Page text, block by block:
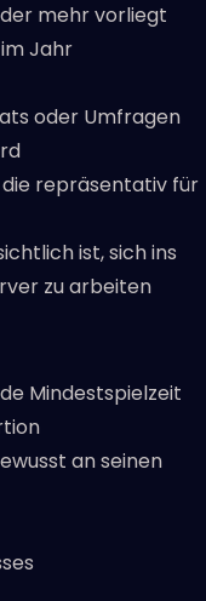
mehr vorliegt
Jahr
oder Umfragen
repräsentativ für
ist, sich ins
zu arbeiten
Mindestspielzeit
an seinen